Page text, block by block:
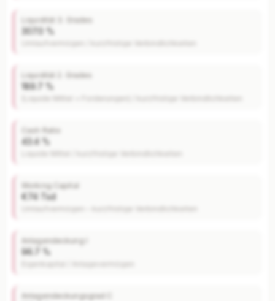
Liquidität 3. Grades
307.0 %
Liquidität 2. Grades
189.7 %
Cash Ratio
43.4 %
Working Capital
€74 Tsd
Anlagendeckung I
96.7 %
Anlagendeckungsgrad C